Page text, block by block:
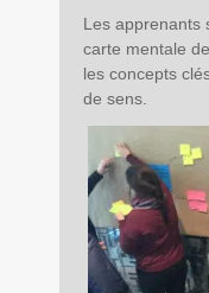
Les apprenants
carte mentale
les concepts
de sens.